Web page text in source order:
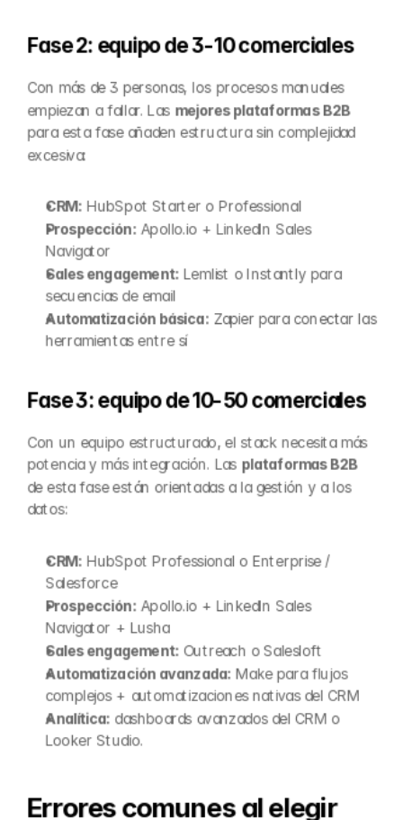
Fase 2: equipo de 3-10 comerciales
Con más de 3 personas, los procesos manuales
empiezan a fallar. Las mejores plataformas B2B
para esta fase añaden estructura sin complejidad
excesiva:
CRM: HubSpot Starter o Professional
Prospección: Apollo.io + LinkedIn Sales
Navigator
Sales engagement: Lemlist o Instantly para
secuencias de email
Automatización básica: Zapier para conectar las
herramientas entre sí
Fase 3: equipo de 10-50 comerciales
Con un equipo estructurado, el stack necesita más
potencia y más integración. Las plataformas B2B
de esta fase están orientadas a la gestión y a los
datos:
CRM: HubSpot Professional o Enterprise /
Salesforce
Prospección: Apollo.io + LinkedIn Sales
Navigator + Lusha
Sales engagement: Outreach o Salesloft
Automatización avanzada: Make para flujos
complejos + automatizaciones nativas del CRM
Analítica: dashboards avanzados del CRM o
Looker Studio.
Errores comunes al elegir